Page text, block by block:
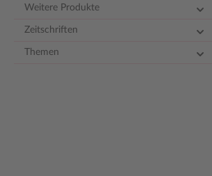
Weitere Produkte
Zeitschriften
Themen